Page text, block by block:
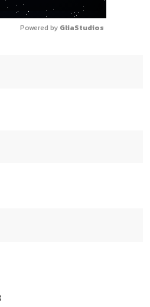
Powered by GliaStudios